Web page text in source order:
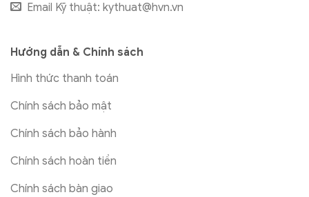
Email Kỹ thuật: kythuat@hvn.vn
Hướng dẫn & Chính sách
Hình thức thanh toán
Chính sách bảo mật
Chính sách bảo hành
Chính sách hoàn tiền
Chính sách bàn giao